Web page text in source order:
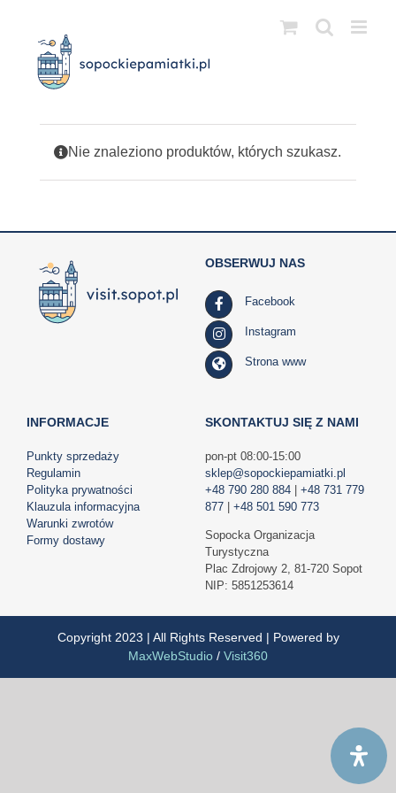
zawartości
Nie znaleziono produktów, których szukasz.
INFORMACJE
Punkty sprzedaży
Regulamin
Polityka prywatności
Klauzula informacyjna
Warunki zwrotów
Formy dostawy
OBSERWUJ NAS
Facebook
Instagram
Strona www
SKONTAKTUJ SIĘ Z NAMI
pon-pt 08:00-15:00
sklep@sopockiepamiatki.pl
+48 790 280 884| +48 731 779
877| +48 501 590 773
Sopocka Organizacja
Turystyczna
Plac Zdrojowy 2, 81-720 Sopot
NIP: 5851253614
Copyright 2023 | All Rights Reserved | Powered by
MaxWebStudio / Visit360